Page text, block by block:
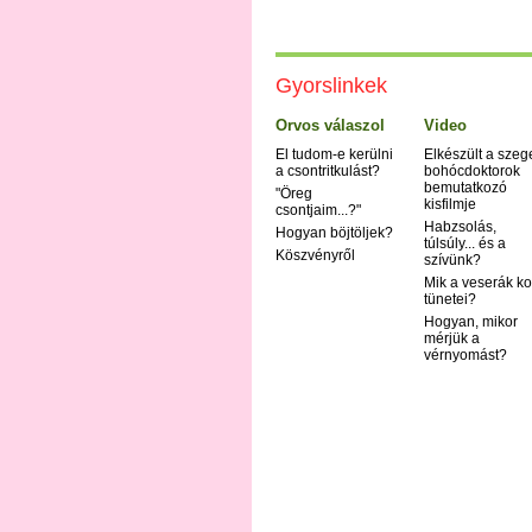
Gyorslinkek
Orvos válaszol
El tudom-e kerülni
a csontritkulást?
"Öreg
csontjaim...?"
Hogyan böjtöljek?
Köszvényről
Video
Elkészült a
bohócdoktorok
bemutatkozó
kisfilmje
Habzsolás,
túlsúly... és a
szívünk?
Mik a veserák
tünetei?
Hogyan, mikor
mérjük a
vérnyomást?